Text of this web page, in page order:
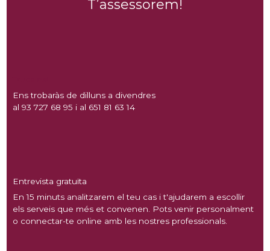
T’assessorem!
Ens trobaràs de dilluns a divendres
al 93 727 68 95 i al 651 81 63 14
Entrevista gratuïta
En 15 minuts analitzarem el teu cas i t'ajudarem a escollir
els serveis que més et convenen. Pots venir personalment
o connectar-te online amb les nostres professionals.